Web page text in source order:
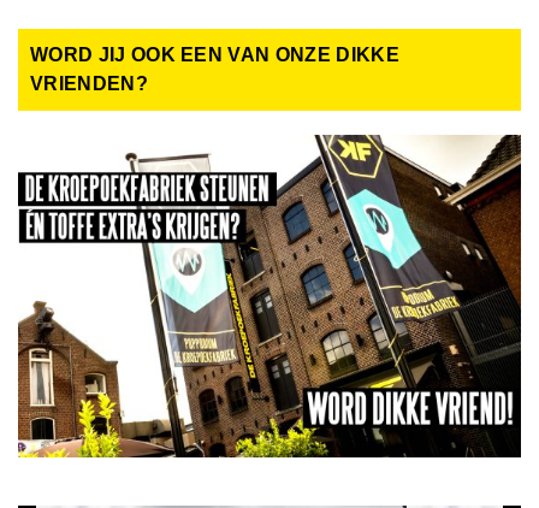
WORD JIJ OOK EEN VAN ONZE DIKKE
VRIENDEN?